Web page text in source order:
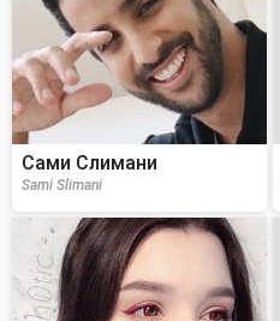
Сами Слимани
Sami Slimani